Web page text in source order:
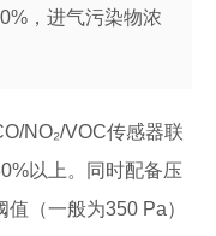
，进气污染物浓
NO₂/VOC传感器联
以上。同时配备压
（一般为350 Pa）